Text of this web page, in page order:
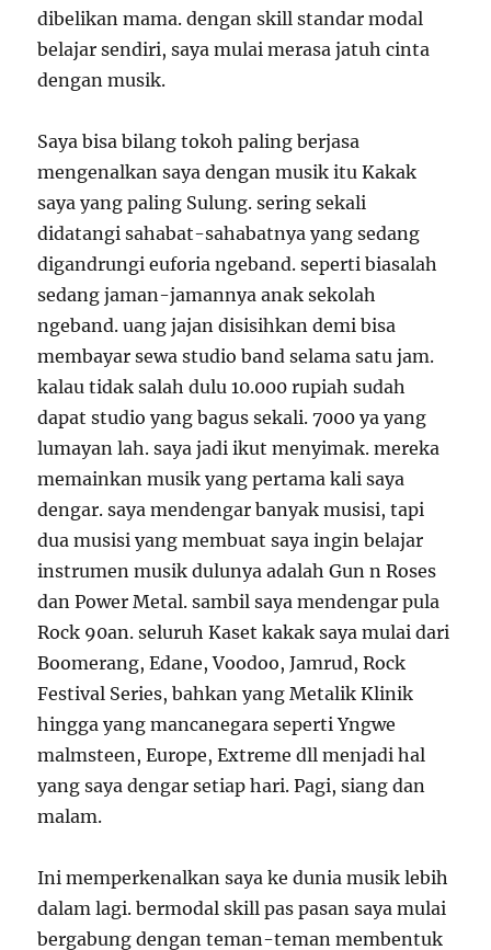
dibelikan mama. dengan skill standar modal
belajar sendiri, saya mulai merasa jatuh cinta
dengan musik.
Saya bisa bilang tokoh paling berjasa
mengenalkan saya dengan musik itu Kakak
saya yang paling Sulung. sering sekali
didatangi sahabat-sahabatnya yang sedang
digandrungi euforia ngeband. seperti biasalah
sedang jaman-jamannya anak sekolah
ngeband. uang jajan disisihkan demi bisa
membayar sewa studio band selama satu jam.
kalau tidak salah dulu 10.000 rupiah sudah
dapat studio yang bagus sekali. 7000 ya yang
lumayan lah. saya jadi ikut menyimak. mereka
memainkan musik yang pertama kali saya
dengar. saya mendengar banyak musisi, tapi
dua musisi yang membuat saya ingin belajar
instrumen musik dulunya adalah Gun n Roses
dan Power Metal. sambil saya mendengar pula
Rock 90an. seluruh Kaset kakak saya mulai dari
Boomerang, Edane, Voodoo, Jamrud, Rock
Festival Series, bahkan yang Metalik Klinik
hingga yang mancanegara seperti Yngwe
malmsteen, Europe, Extreme dll menjadi hal
yang saya dengar setiap hari. Pagi, siang dan
malam.
Ini memperkenalkan saya ke dunia musik lebih
dalam lagi. bermodal skill pas pasan saya mulai
bergabung dengan teman-teman membentuk